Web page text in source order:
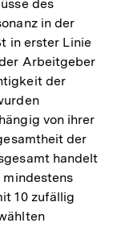
des
in der
in erster Linie
Arbeitgeber
der
von ihrer
der
handelt
mindestens
10 zufällig